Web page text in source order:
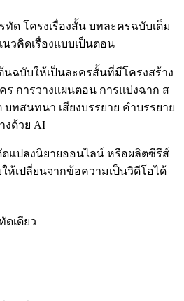
ทัด โครงเรื่องสั้น บทละครฉบับเต็ม
วคิดเรื่องแบบเป็นตอน
นฉบับให้เป็นละครสั้นที่มีโครงสร้าง
การวางแผนตอน การแบ่งฉาก ส
ทสนทนา เสียงบรรยาย คำบรรยาย
งด้วย AI
ดแปลงนิยายออนไลน์ หรือผลิตซีรีส์
ห้เปลี่ยนจากข้อความเป็นวิดีโอได้
ดเดียว